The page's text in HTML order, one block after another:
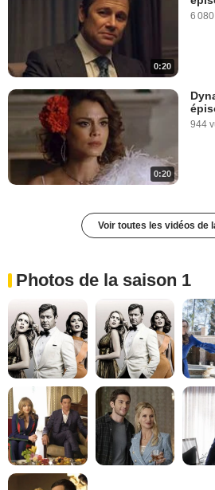
0:20
6
0:20
944
Voir toutes les vidéos de
Photos de la saison 1